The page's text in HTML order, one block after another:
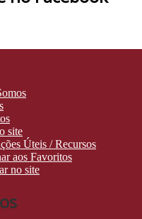
site
Úteis / Recursos
aos Favoritos
no site